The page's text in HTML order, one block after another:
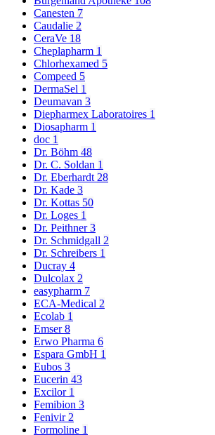
Canesten 7
Caudalie 2
CeraVe 18
Cheplapharm 1
Chlorhexamed 5
Compeed 5
DermaSel 1
Deumavan 3
Diepharmex Laboratoires 1
Diosapharm 1
doc 1
Dr. Böhm 48
Dr. C. Soldan 1
Dr. Eberhardt 28
Dr. Kade 3
Dr. Kottas 50
Dr. Loges 1
Dr. Peithner3
Dr. Schmidgall 2
Dr. Schreibers 1
Ducray 4
Dulcolax 2
easypharm 7
ECA-Medical 2
Ecolab 1
Emser8
Erwo Pharma 6
Espara GmbH 1
Eubos 3
Eucerin 43
Excilor 1
Femibion 3
Fenivir 2
Formoline 1